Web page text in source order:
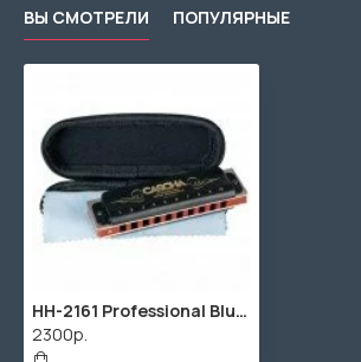
ВЫ СМОТРЕЛИ ПОПУЛЯРНЫЕ
HH-2161 Professional Blues A Губная гармошка, Cascha
2300р.